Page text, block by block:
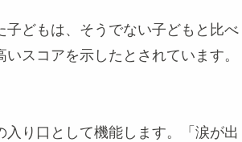
どもは、そうでない子どもと比べ
スコアを示したとされています。
入り口として機能します。「涙が出